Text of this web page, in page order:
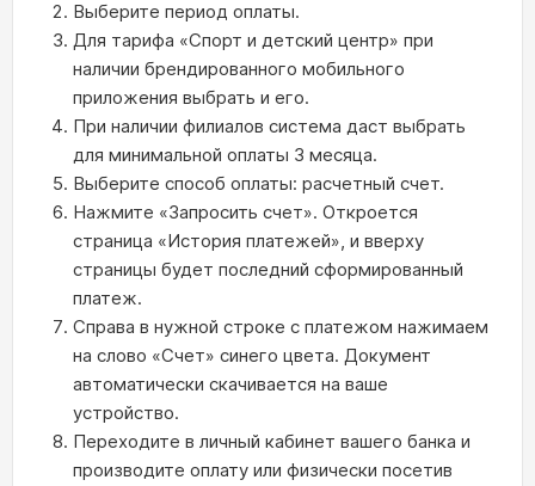
Выберите период оплаты.
Для тарифа «Спорт и детский центр» при
наличии брендированного мобильного
приложения выбрать и его.
При наличии филиалов система даст выбрать
для минимальной оплаты 3 месяца.
Выберите способ оплаты: расчетный счет.
Нажмите «Запросить счет». Откроется
страница «История платежей», и вверху
страницы будет последний сформированный
платеж.
Справа в нужной строке с платежом нажимаем
на слово «Счет» синего цвета. Документ
автоматически скачивается на ваше
устройство.
Переходите в личный кабинет вашего банка и
производите оплату или физически посетив